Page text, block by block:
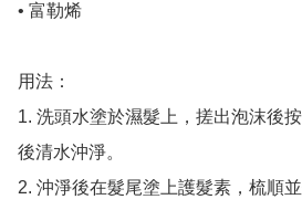
• 富勒烯
用法：
1. 洗頭水塗於濕髮上，搓出泡沫後
後清水沖淨。
2. 沖淨後在髮尾塗上護髮素，梳順